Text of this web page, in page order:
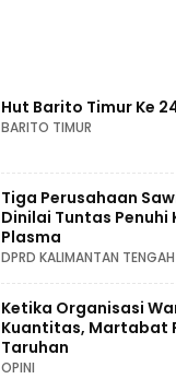
Hut Barito Timur Ke
BARITO TIMUR
Tiga Perusahaan
Dinilai Tuntas Penuhi
Plasma
DPRD KALIMANTAN TENGAH
Ketika Organisasi
Kuantitas, Martabat
Taruhan
OPINI